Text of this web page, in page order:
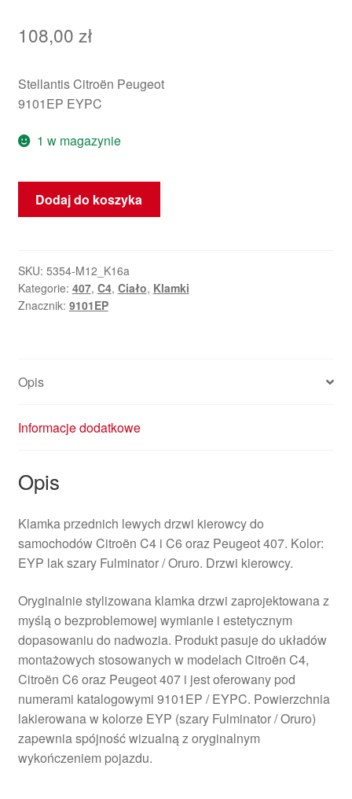
108,00 zł
Stellantis Citroën Peugeot
9101EP EYPC
1 w magazynie
ilość
Klamka
Citroën
Peugeot
EYPC
Dodaj do koszyka
SKU: 5354-M12_K16a
Kategorie: 407, C4, Ciało, Klamki
Znacznik: 9101EP
Opis
Informacje dodatkowe
Opis
Klamka przednich lewych drzwi kierowcy do
samochodów Citroën C4 i C6 oraz Peugeot 407. Kolor:
EYP lak szary Fulminator / Oruro. Drzwi kierowcy.
Oryginalnie stylizowana klamka drzwi zaprojektowana z
myślą o bezproblemowej wymianie i estetycznym
dopasowaniu do nadwozia. Produkt pasuje do układów
montażowych stosowanych w modelach Citroën C4,
Citroën C6 oraz Peugeot 407 i jest oferowany pod
numerami katalogowymi 9101EP / EYPC. Powierzchnia
lakierowana w kolorze EYP (szary Fulminator / Oruro)
zapewnia spójność wizualną z oryginalnym
wykończeniem pojazdu.